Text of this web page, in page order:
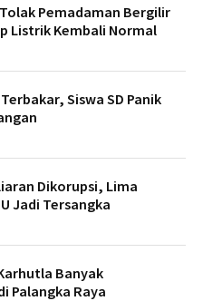
Pemadaman Bergilir
Listrik Kembali Normal
Siswa SD Panik
Dikorupsi, Lima
Jadi Tersangka
Banyak
Palangka Raya